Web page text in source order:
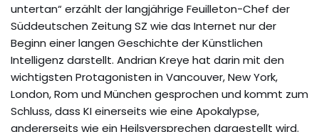
untertan“ erzählt der langjährige Feuilleton-Chef der
Süddeutschen Zeitung SZ wie das Internet nur der
Beginn einer langen Geschichte der Künstlichen
Intelligenz darstellt. Andrian Kreye hat darin mit den
wichtigsten Protagonisten in Vancouver, New York,
London, Rom und München gesprochen und kommt zum
Schluss, dass KI einerseits wie eine Apokalypse,
andererseits wie ein Heilsversprechen dargestellt wird.